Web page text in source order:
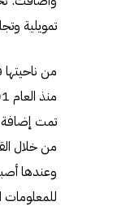
تمويلية
من
وعندها
للمعلومات